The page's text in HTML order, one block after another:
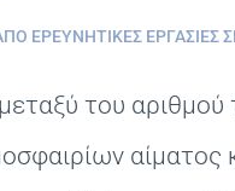
ΕΡΕΥΝΗΤΙΚΈΣ ΕΡΓΑΣΊΕΣ
του αριθμού
αίματος